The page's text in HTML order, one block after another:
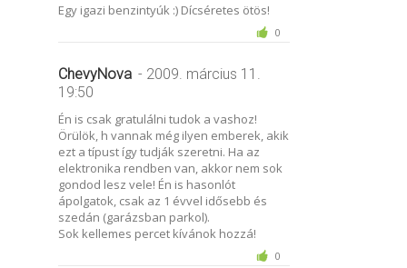
Egy igazi benzintyúk :) Dícséretes ötös!
0
ChevyNova - 2009. március 11.
19:50
Én is csak gratulálni tudok a vashoz!
Örülök, h vannak még ilyen emberek, akik
ezt a típust így tudják szeretni. Ha az
elektronika rendben van, akkor nem sok
gondod lesz vele! Én is hasonlót
ápolgatok, csak az 1 évvel idősebb és
szedán (garázsban parkol).
Sok kellemes percet kívánok hozzá!
0